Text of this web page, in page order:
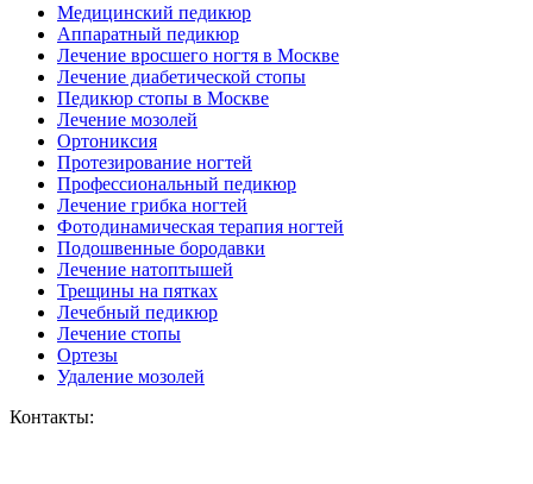
Медицинский педикюр
Аппаратный педикюр
Лечение вросшего ногтя в Москве
Лечение диабетической стопы
Педикюр стопы в Москве
Лечение мозолей
Ортониксия
Протезирование ногтей
Профессиональный педикюр
Лечение грибка ногтей
Фотодинамическая терапия ногтей
Подошвенные бородавки
Лечение натоптышей
Трещины на пятках
Лечебный педикюр
Лечение стопы
Ортезы
Удаление мозолей
Контакты: